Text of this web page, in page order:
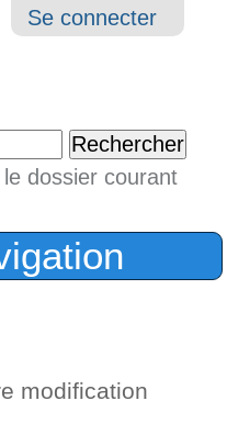
Outils
Se connecter
dossier courant
modification